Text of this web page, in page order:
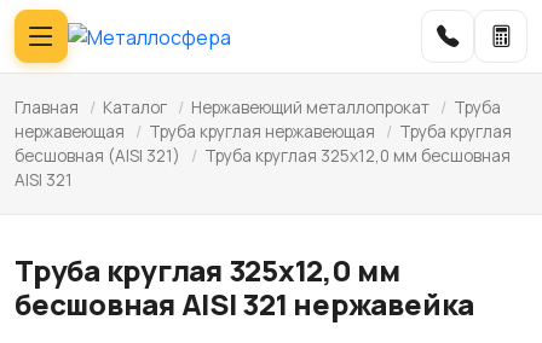
Главная / Каталог / Нержавеющий металлопрокат / Труба
нержавеющая
/ Труба круглая нержавеющая / Труба круглая
бесшовная (AISI 321)
/ Труба круглая 325х12,0 мм бесшовная
AISI 321
Труба круглая 325х12,0 мм
бесшовная AISI 321 нержавейка